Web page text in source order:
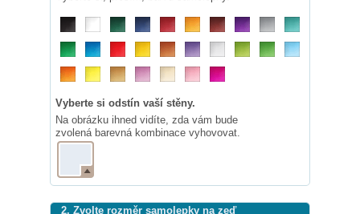
Vyberte si odstín vaší stěny.
Na obrázku ihned vidíte, zda vám bude
zvolená barevná kombinace vyhovovat.
2. Zvolte rozměr samolepky na zeď